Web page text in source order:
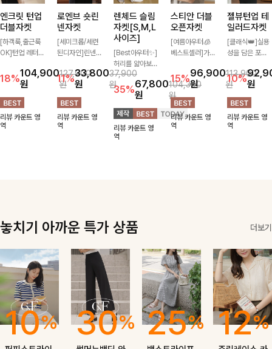
엔크릿 턴업
더블자켓
[하객룩,출근룩
OK]턴업 레터링
있게 완성된 썸
머 자켓, 더블버
튼 디자인으로
깔끔하고 세련된
무드가 느껴져요
🩶 가볍고 시원
18%104,900
원
127,900
원
리뷰 카운트 영
역
로엔브 숏린
넨자켓
[세미크롭/세련
된디자인]린넨
볍고 드라이한
소재감으로 한여
름에도 부담 없
이 툭 걸치기 좋
은 반팔 자켓, 크
롭에 가까운 깔
11%33,800
원
37,900
원
리뷰 카운트 영
역
렌체드 슬림
자켓[S,M,L
사이즈]
[Best아우터✨]
허리를 얇아보이
게 만들어줄 슬
림핏! 깔끔하고
단정한 핏으로
고급스러운 분위
기를 연출시켜줄
아우터로 데일리
로도, 특별한 날
35%67,800
원
104,300
원
리뷰 카운트 영
역
스티안 더블
오픈자켓
[여름아우터🧊
베스트셀러]가
멋스러운 무드가
살아나는 썸머
오픈자켓✨ 백
슬릿 디테일로
착용감이 편안하
며 깔끔한 핏과
15%96,900
원
113,900
원
리뷰 카운트 영
역
젤뷰턴업 테
일러드자켓
[클래식👑]실용
성을 담은 포켓
턴업 디테일로
멋을 더했으며
유연한 소재로
자연스러운 실루
엣을 연출해주는
아우터에요~!
10%원
리뷰 카운트 영
역
놓치기 아까운 특가 상품 더보기
10% 30% 25% 12%